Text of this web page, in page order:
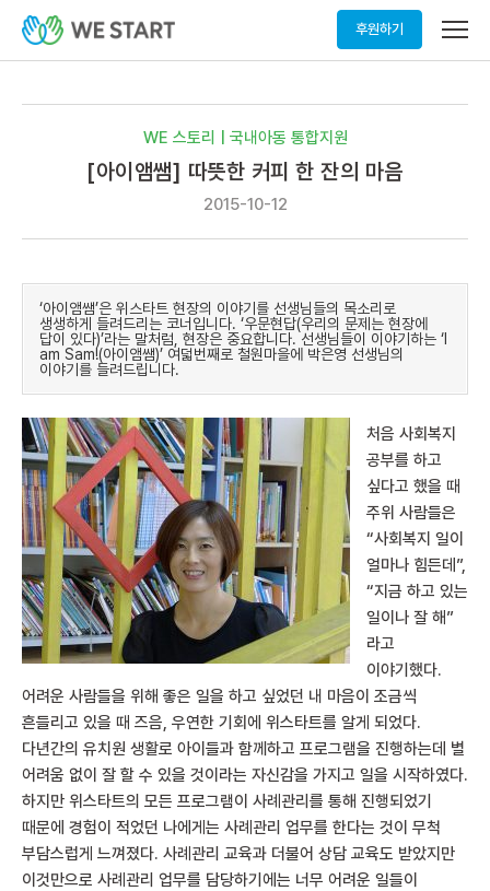
후원하기
메
열
WE 스토리 | 국내아동 통합지원
[아이앰쌤] 따뜻한 커피 한 잔의 마음
2015-10-12
‘아이앰쌤’은 위스타트 현장의 이야기를 선생님들의 목소리로
생생하게 들려드리는 코너입니다. ‘우문현답(우리의 문제는 현장에
답이 있다)’라는 말처럼, 현장은 중요합니다. 선생님들이 이야기하는 ‘I
am Sam!(아이앰쌤)’ 여덟번째로 철원마을에 박은영 선생님의
이야기를 들려드립니다.
처음 사회복지
공부를 하고
싶다고 했을 때
주위 사람들은
“사회복지 일이
얼마나 힘든데”,
“지금 하고 있는
일이나 잘 해”
라고
이야기했다.
어려운 사람들을 위해 좋은 일을 하고 싶었던 내 마음이 조금씩
흔들리고 있을 때 즈음, 우연한 기회에 위스타트를 알게 되었다.
다년간의 유치원 생활로 아이들과 함께하고 프로그램을 진행하는데 별
어려움 없이 잘 할 수 있을 것이라는 자신감을 가지고 일을 시작하였다.
하지만 위스타트의 모든 프로그램이 사례관리를 통해 진행되었기
때문에 경험이 적었던 나에게는 사례관리 업무를 한다는 것이 무척
부담스럽게 느껴졌다. 사례관리 교육과 더불어 상담 교육도 받았지만
이것만으로 사례관리 업무를 담당하기에는 너무 어려운 일들이